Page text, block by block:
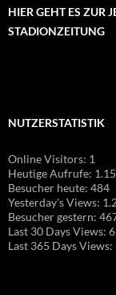
HIER GEHT ES ZUR
STADIONZEITUNG
NUTZERSTATISTIK
Online Visitors: 1
Heutige Aufrufe:
Besucher heute: 484
Yesterday's Views:
Besucher gestern:
Last 30 Days Views:
Last 365 Days Views: